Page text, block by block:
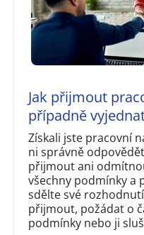
Jak přijmout
případně
Získali jste pracovní
ni správně
přijmout ani
všechny podmínky a
sdělte své
přijmout, požádat o
podmínky nebo ji